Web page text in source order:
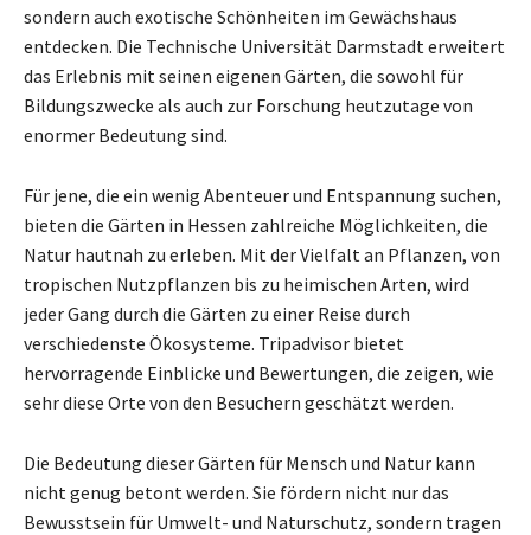
sondern auch exotische Schönheiten im Gewächshaus
entdecken. Die Technische Universität Darmstadt erweitert
das Erlebnis mit seinen eigenen Gärten, die sowohl für
Bildungszwecke als auch zur Forschung heutzutage von
enormer Bedeutung sind.
Für jene, die ein wenig Abenteuer und Entspannung suchen,
bieten die Gärten in Hessen zahlreiche Möglichkeiten, die
Natur hautnah zu erleben. Mit der Vielfalt an Pflanzen, von
tropischen Nutzpflanzen bis zu heimischen Arten, wird
jeder Gang durch die Gärten zu einer Reise durch
verschiedenste Ökosysteme. Tripadvisor bietet
hervorragende Einblicke und Bewertungen, die zeigen, wie
sehr diese Orte von den Besuchern geschätzt werden.
Die Bedeutung dieser Gärten für Mensch und Natur kann
nicht genug betont werden. Sie fördern nicht nur das
Bewusstsein für Umwelt- und Naturschutz, sondern tragen